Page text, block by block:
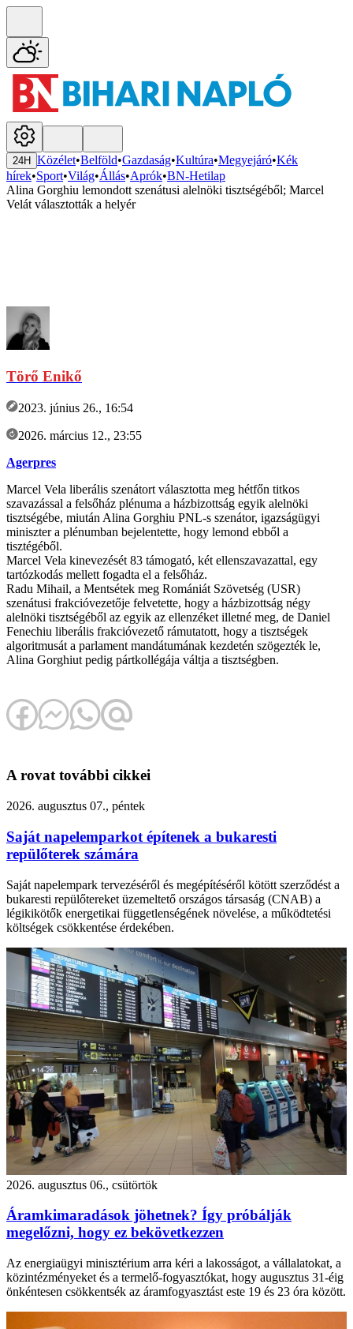
24H Közélet•Belföld•Gazdaság•Kultúra•Megyejáró•Kék
hírek•Sport•Világ•Állás•Aprók•BN-Hetilap
Alina Gorghiu lemondott szenátusi alelnöki tisztségéből; Marcel
Velát választották a helyér
Törő Enikő
2023. június 26., 16:54
2026. március 12., 23:55
Agerpres
Marcel Vela liberális szenátort választotta meg hétfőn titkos
szavazással a felsőház plénuma a házbizottság egyik alelnöki
tisztségébe, miután Alina Gorghiu PNL-s szenátor, igazságügyi
miniszter a plénumban bejelentette, hogy lemond ebből a
tisztégéből.
Marcel Vela kinevezését 83 támogató, két ellenszavazattal, egy
tartózkodás mellett fogadta el a felsőház.
Radu Mihail, a Mentsétek meg Romániát Szövetség (USR)
szenátusi frakcióvezetője felvetette, hogy a házbizottság négy
alelnöki tisztségéből az egyik az ellenzéket illetné meg, de Daniel
Fenechiu liberális frakcióvezető rámutatott, hogy a tisztségek
algoritmusát a parlament mandátumának kezdetén szögezték le,
Alina Gorghiut pedig pártkollégája váltja a tisztségben.
A rovat további cikkei
2026. augusztus 07., péntek
Saját napelemparkot építenek a bukaresti
repülőterek számára
Saját napelempark tervezéséről és megépítéséről kötött szerződést a
bukaresti repülőtereket üzemeltető országos társaság (CNAB) a
légikikötők energetikai függetlenségének növelése, a működtetési
költségek csökkentése érdekében.
2026. augusztus 06., csütörtök
Áramkimaradások jöhetnek? Így próbálják
megelőzni, hogy ez bekövetkezzen
Az energiaügyi minisztérium arra kéri a lakosságot, a vállalatokat, a
közintézményeket és a termelő-fogyasztókat, hogy augusztus 31-éig
önkéntesen csökkentsék az áramfogyasztást este 19 és 23 óra között.